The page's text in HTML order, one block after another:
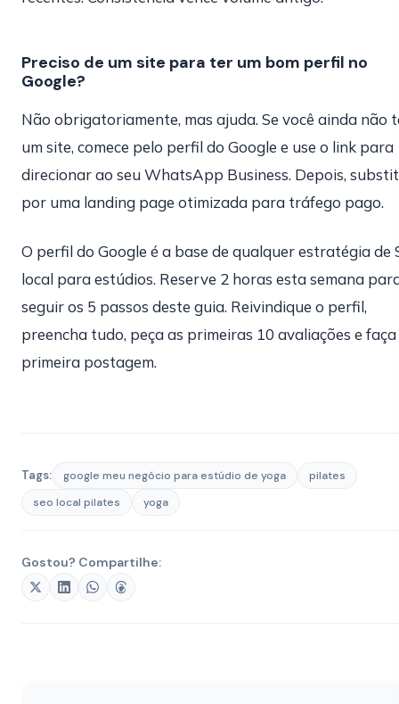
Preciso de um site para ter um bom perfil no
Google?
Não obrigatoriamente, mas ajuda. Se você ainda não
um site, comece pelo perfil do Google e use o link para
direcionar ao seu WhatsApp Business. Depois,
por uma landing page otimizada para tráfego pago.
O perfil do Google é a base de qualquer estratégia de
local para estúdios. Reserve 2 horas esta semana
seguir os 5 passos deste guia. Reivindique o perfil,
preencha tudo, peça as primeiras 10 avaliações e
primeira postagem.
Tags: google meu negócio para estúdio de yoga
pilates
seo local pilates
yoga
Gostou? Compartilhe: